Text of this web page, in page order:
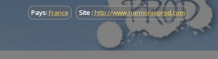
Pays:France Site :http://www.harmonieprod.com